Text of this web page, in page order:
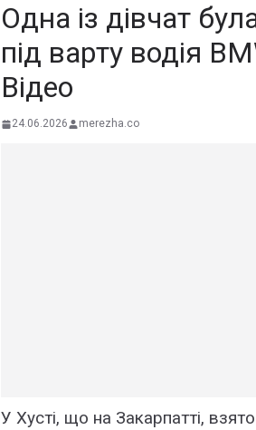
Одна iз дiвчат
під ваpту водія
Вiдео
24.06.2026 merezha.co
У Хусті, що на Закарпатті,